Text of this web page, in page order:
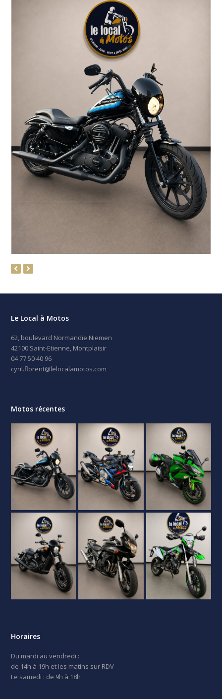
previous
Le Local à Motos
62, boulevard Normandie Niemen
42100 Saint-Etienne, Montplaisir
04 77 50 40 96
cyril.florent@lelocalamotos.com
Motos récentes
Horaires
Du mardi au vendredi :
de 14h à 19h et les matins sur RDV
Le samedi : de 9h à 18h